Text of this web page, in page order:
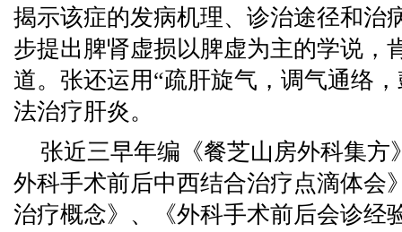
揭示该症的发病机理、诊治途径和治
步提出脾肾虚损以脾虚为主的学说，
道。张还运用“疏肝旋气，调气通络
法治疗肝炎。
张近三早年编《餐芝山房外科集方
外科手术前后中西结合治疗点滴体会
治疗概念》、《外科手术前后会诊经